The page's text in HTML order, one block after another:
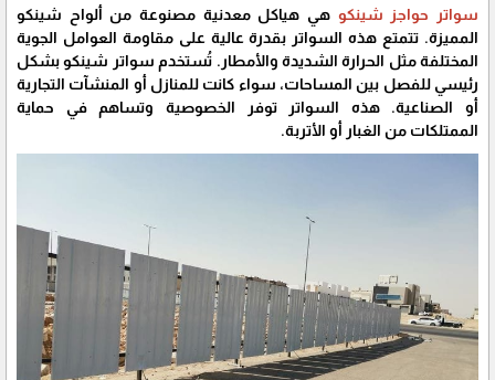
سواتر حواجز شينكو هي هياكل معدنية مصنوعة من ألواح شينكو
المميزة. تتمتع هذه السواتر بقدرة عالية على مقاومة العوامل الجوية
المختلفة مثل الحرارة الشديدة والأمطار. تُستخدم سواتر شينكو بشكل
رئيسي للفصل بين المساحات، سواء كانت للمنازل أو المنشآت التجارية
أو الصناعية. هذه السواتر توفر الخصوصية وتساهم في حماية
الممتلكات من الغبار أو الأتربة.